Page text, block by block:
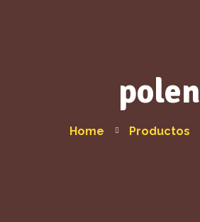
polen
Home Productos